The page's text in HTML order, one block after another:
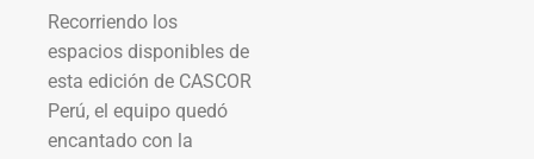
Recorriendo los
espacios disponibles de
esta edición de CASCOR
Perú, el equipo quedó
encantado con la